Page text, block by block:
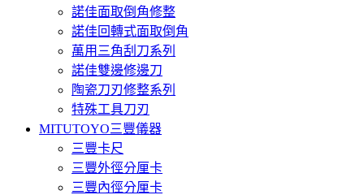
諾佳面取倒角修整
諾佳回轉式面取倒角
萬用三角刮刀系列
諾佳雙邊修邊刀
陶瓷刀刃修整系列
特殊工具刀刃
MITUTOYO三豐儀器
三豐卡尺
三豐外徑分厘卡
三豐內徑分厘卡